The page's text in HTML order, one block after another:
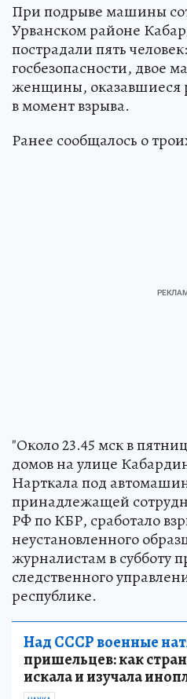
При подрыве машины
Урванском районе
пострадали пять
госбезопасности, двое
женщины, оказавшиеся
в момент взрыва.
Ранее сообщалось о
"Около 23.45 мск в
домов на улице
Нарткала под
принадлежащей
РФ по КБР, сработало
неустановленного
журналистам в субботу
следственного
республике.
Над СССР военные
пришельцев: как
искала и изучала